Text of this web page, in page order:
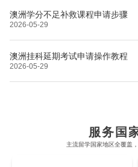
澳洲学分不足补救课程申请步骤
2026-05-29
澳洲挂科延期考试申请操作教程
2026-05-29
服务国
主流留学国家地区全覆盖
麻省理工学院